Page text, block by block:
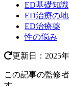
ED基礎知識
ED治療の
ED治療薬
性の悩み
更新日：2025
この記事の監修